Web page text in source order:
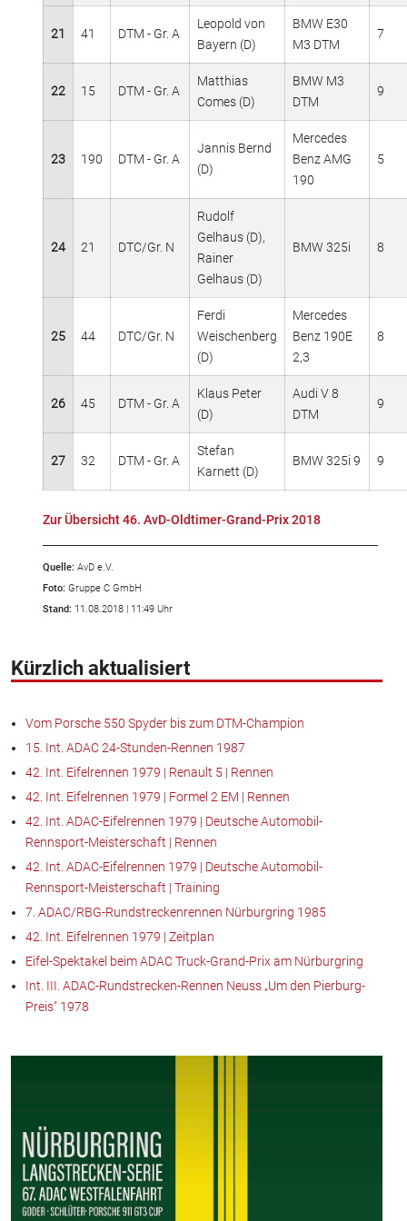
21 41 DTM - Gr. A
Leopold von
Bayern (D)
BMW E30
M3 DTM
7
22 15 DTM - Gr. A
Matthias
Comes (D)
BMW M3
DTM
9
23 190 DTM - Gr. A
Jannis Bernd
(D)
Mercedes
Benz AMG
190
5
24 21 DTC/Gr. N
Rudolf
Gelhaus (D),
Rainer
Gelhaus (D)
BMW 325i 8
25 44 DTC/Gr. N
Ferdi
Weischenberg
(D)
Mercedes
Benz 190E
2,3
8
26 45 DTM - Gr. A
Klaus Peter
(D)
Audi V 8
DTM
9
27 32 DTM - Gr. A
Stefan
Karnett (D)
BMW 325i 9 9
Zur Übersicht 46. AvD-Oldtimer-Grand-Prix 2018
Quelle: AvD e.V.
Foto: Gruppe C GmbH
Stand: 11.08.2018 | 11:49 Uhr
Kürzlich aktualisiert
Vom Porsche 550 Spyder bis zum DTM-Champion
15. Int. ADAC 24-Stunden-Rennen 1987
42. Int. Eifelrennen 1979 | Renault 5 | Rennen
42. Int. Eifelrennen 1979 | Formel 2 EM | Rennen
42. Int. ADAC-Eifelrennen 1979 | Deutsche Automobil-
Rennsport-Meisterschaft | Rennen
42. Int. ADAC-Eifelrennen 1979 | Deutsche Automobil-
Rennsport-Meisterschaft | Training
7. ADAC/RBG-Rundstreckenrennen Nürburgring 1985
42. Int. Eifelrennen 1979 | Zeitplan
Eifel-Spektakel beim ADAC Truck-Grand-Prix am Nürburgring
Int. III. ADAC-Rundstrecken-Rennen Neuss „Um den Pierburg-
Preis" 1978